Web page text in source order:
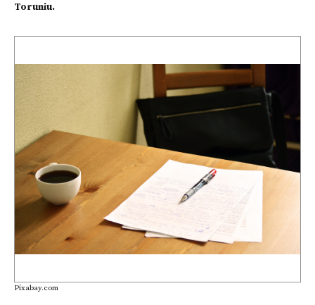
Toruniu.
Pixabay.com